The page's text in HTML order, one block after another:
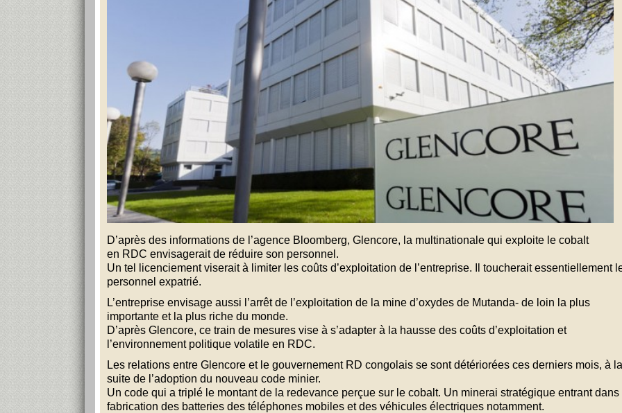
D’après des informations de l’agence Bloomberg, Glencore, la multinationale qui exploite le cobalt
en RDC envisagerait de réduire son personnel.
Un tel licenciement viserait à limiter les coûts d’exploitation de l’entreprise. Il toucherait essentiellement
personnel expatrié.
L’entreprise envisage aussi l’arrêt de l’exploitation de la mine d’oxydes de Mutanda- de loin la plus
importante et la plus riche du monde.
D’après Glencore, ce train de mesures vise à s’adapter à la hausse des coûts d’exploitation et
l’environnement politique volatile en RDC.
Les relations entre Glencore et le gouvernement RD congolais se sont détériorées ces derniers mois, à la
suite de l’adoption du nouveau code minier.
Un code qui a triplé le montant de la redevance perçue sur le cobalt. Un minerai stratégique entrant dans
fabrication des batteries des téléphones mobiles et des véhicules électriques notamment.